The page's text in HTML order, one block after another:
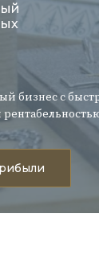
бизнес с